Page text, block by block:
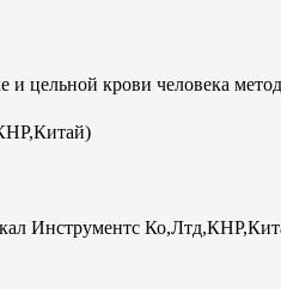
и цельной крови человека
Инструментс